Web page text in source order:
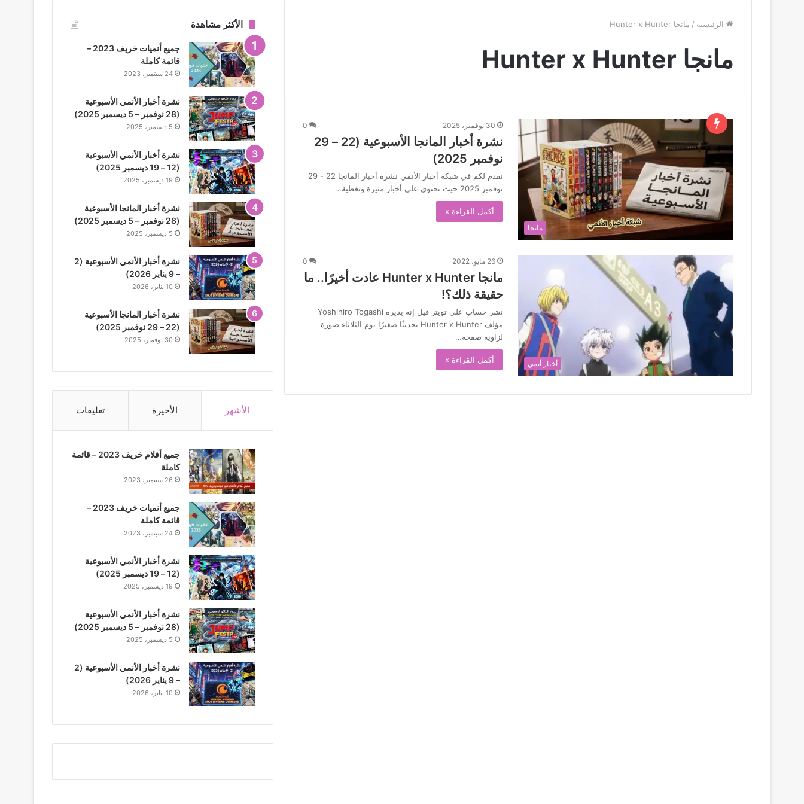
الرئيسية / مانجا Hunter x Hunter
مانجا Hunter x Hunter
مانجا
30 نوفمبر، 2025 0
نشرة أخبار المانجا الأسبوعية (22 – 29
نوفمبر 2025)
نقدم لكم في شبكة أخبار الأنمي نشرة أخبار المانجا 22 - 29
نوفمبر 2025 حيث تحتوي على أخبار مثيرة وتغطية…
أكمل القراءة »
أخبار أنمي
26 مايو، 2022 0
مانجا Hunter x Hunter عادت أخيرًا.. ما
حقيقة ذلك؟!
نشر حساب على تويتر قيل إنه يديره Yoshihiro Togashi
مؤلف Hunter x Hunter تحديثًا صغيرًا يوم الثلاثاء صورة
لزاوية صفحة…
أكمل القراءة »
الأكثر مشاهدة
جميع أنميات خريف 2023 –
قائمة كاملة
24 سبتمبر، 2023
نشرة أخبار الأنمي الأسبوعية
(28 نوفمبر – 5 ديسمبر 2025)
5 ديسمبر، 2025
نشرة أخبار الأنمي الأسبوعية
(12 – 19 ديسمبر 2025)
19 ديسمبر، 2025
نشرة أخبار المانجا الأسبوعية
(28 نوفمبر – 5 ديسمبر 2025)
5 ديسمبر، 2025
نشرة أخبار الأنمي الأسبوعية (2
– 9 يناير 2026)
10 يناير، 2026
نشرة أخبار المانجا الأسبوعية
(22 – 29 نوفمبر 2025)
30 نوفمبر، 2025
الأشهر الأخيرة تعليقات
جميع أفلام خريف 2023 – قائمة
كاملة
26 سبتمبر، 2023
جميع أنميات خريف 2023 –
قائمة كاملة
24 سبتمبر، 2023
نشرة أخبار الأنمي الأسبوعية
(12 – 19 ديسمبر 2025)
19 ديسمبر، 2025
نشرة أخبار الأنمي الأسبوعية
(28 نوفمبر – 5 ديسمبر 2025)
5 ديسمبر، 2025
نشرة أخبار الأنمي الأسبوعية (2
– 9 يناير 2026)
10 يناير، 2026